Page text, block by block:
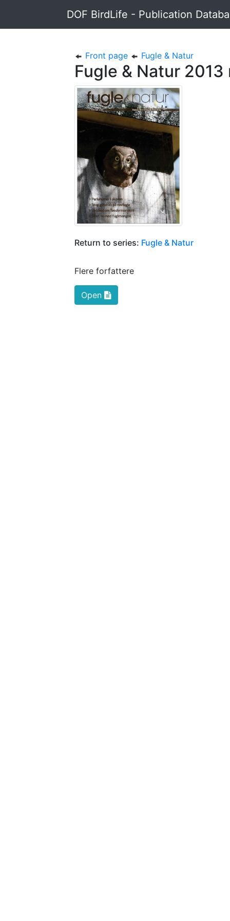
DOF BirdLife - Publication
Front page Fugle & Natur
Fugle & Natur 2013
Return to series: Fugle & Natur
Flere forfattere
Open